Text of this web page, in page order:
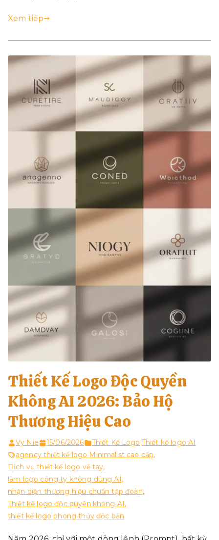
Xem tiếp
Thiết Kế Logo Độc Quyền
Không AI 2026: Bảo Hộ
Thương Hiệu Cao
Vy Nie 15/06/2026 Thiết Kế Logo,Thiết kế logo AI
agency thiết kế logo Minimalist cao cấp,
Dịch vụ thiết kế logo vẽ tay,
làm logo công ty không dùng AI,
nhận diện thương hiệu chuẩn tập đoàn,
Thiết kế logo độc quyền không AI,
thiết kế logo phong thủy độc bản